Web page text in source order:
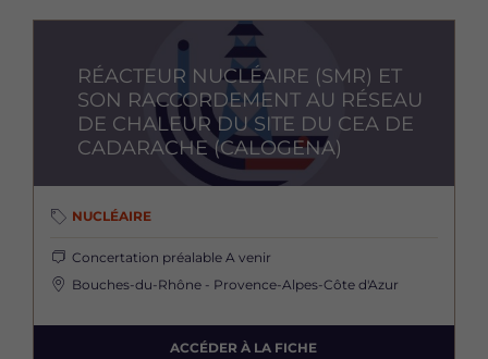
RÉACTEUR NUCLÉAIRE (SMR) ET
SON RACCORDEMENT AU RÉSEAU
DE CHALEUR DU SITE DU CEA DE
CADARACHE (CALOGENA)
NUCLÉAIRE
Concertation préalable A venir
Bouches-du-Rhône - Provence-Alpes-Côte d'Azur
ACCÉDER À LA FICHE